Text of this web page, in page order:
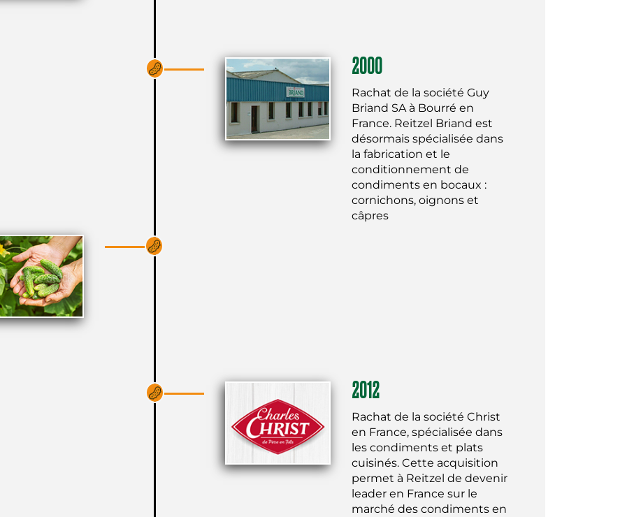
2000
Rachat de la société Guy
Briand SA à Bourré en
France. Reitzel Briand est
désormais spécialisée dans
la fabrication et le
conditionnement de
condiments en bocaux :
cornichons, oignons et
câpres
2012
Rachat de la société Christ
en France, spécialisée dans
les condiments et plats
cuisinés. Cette acquisition
permet à Reitzel de devenir
leader en France sur le
marché des condiments en